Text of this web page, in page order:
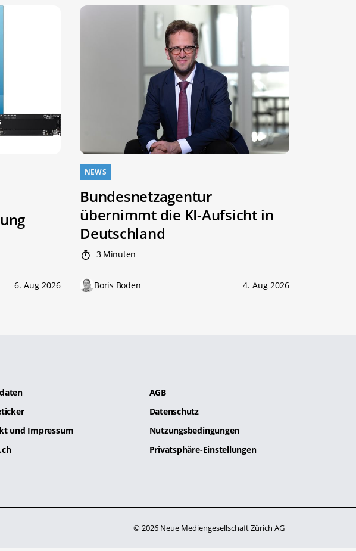
6. Aug 2026
NEWS
Bundesnetzagentur
übernimmt die KI-Aufsicht in
Deutschland
3 Minuten
Boris Boden 4. Aug 2026
und Impressum
AGB
Datenschutz
Nutzungsbedingungen
Privatsphäre-Einstellungen
© 2026 Neue Mediengesellschaft Zürich AG